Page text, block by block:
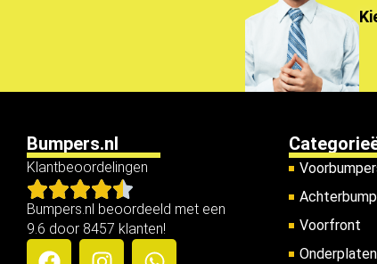
Bumpers.nl
Klantbeoordelingen
Bumpers.nl beoordeeld met een
9.6 door 8457 klanten!
Voorfront
Onderplaten